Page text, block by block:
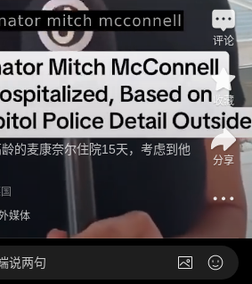
的麦康奈尔住院15天，考虑到他
媒体
评论
收藏
分享
说两句